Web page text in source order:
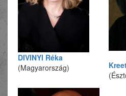
DIVINYI Réka
(Magyarország)